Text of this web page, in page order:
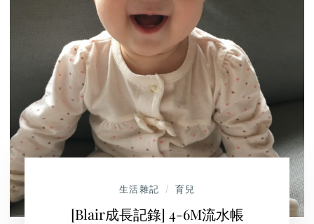
生活雜記 / 育兒
[Blair成長記錄] 4-6M流水帳